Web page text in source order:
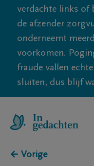
verdachte links of
de afzender
onderneemt
voorkomen.
fraude vallen
sluiten, dus blijf
← Vorige